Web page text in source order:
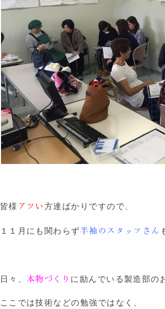
皆様 アツい方達ばかりですので、
１１月にも関わらず半袖のスタッフさん
日々、 本物づくり に励んでいる製造部の
ここでは技術などの勉強ではなく、